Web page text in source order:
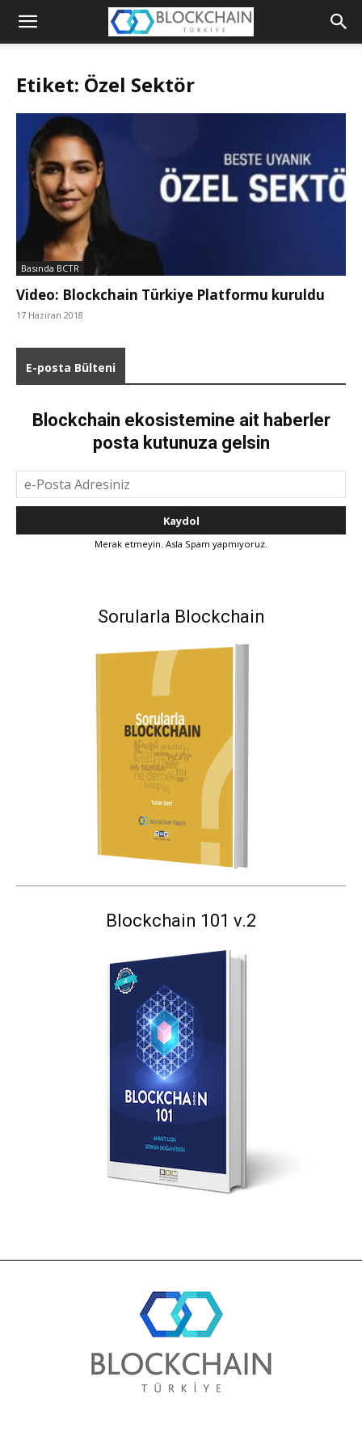
Blockchain
Etiket: Özel Sektör
Basında BCTR
Video: Blockchain Türkiye Platformu kuruldu
17 Haziran 2018
E-posta Bülteni
Blockchain ekosistemine ait haberler
posta kutunuza gelsin
Merak etmeyin. Asla Spam yapmıyoruz.
Sorularla Blockchain
Blockchain 101 v.2